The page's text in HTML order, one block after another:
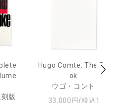
版
Hugo Comte: The Bo
ok
ウゴ・コント
33,000円(税込)